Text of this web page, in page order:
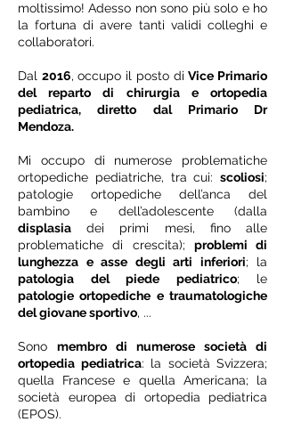
moltissimo! Adesso non sono più solo eho
la fortuna di avere tanti validi colleghi e
collaboratori.
Dal 2016, occupo il posto diVice Primario
del reparto di chirurgia e ortopedia
pediatrica, diretto dal Primario Dr
Mendoza.
Mi occupo di numerose problematiche
ortopediche pediatriche, tra cui: scoliosi;
patologie ortopediche dell’anca del
bambino e dell’adolescente (dalla
displasia dei primi mesi, fino alle
problematiche di crescita); problemi di
lunghezza e asse degli arti inferiori; la
patologia del piede pediatrico; le
patologie ortopediche e traumatologiche
del giovane sportivo, ...
Sono membro di numerose società di
ortopedia pediatrica: la società Svizzera;
quella Francese e quella Americana; la
società europea di ortopedia pediatrica
(EPOS).